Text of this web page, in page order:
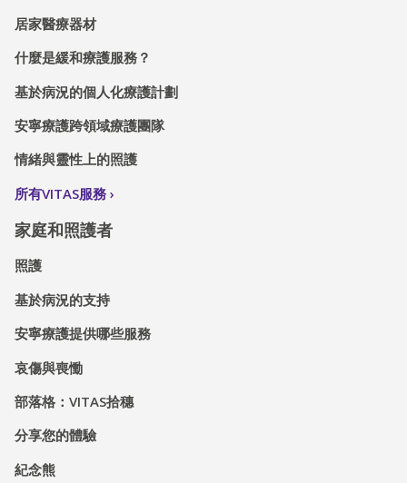
居家醫療器材
什麼是緩和療護服務？
基於病況的個人化療護計劃
安寧療護跨領域療護團隊
情緒與靈性上的照護
所有VITAS服務
家庭和照護者
照護
基於病況的支持
安寧療護提供哪些服務
哀傷與喪慟
部落格：VITAS拾穗
分享您的體驗
紀念熊